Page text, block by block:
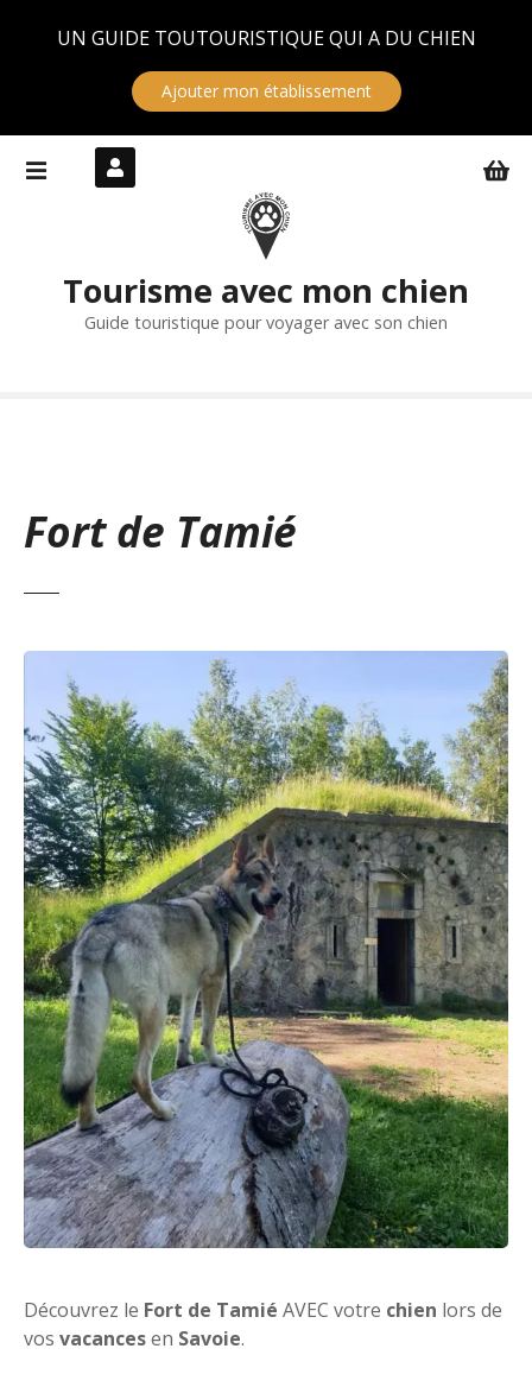
UN GUIDE TOUTOURISTIQUE QUI A DU CHIEN
Ajouter mon établissement
Tourisme avec mon chien
Guide touristique pour voyager avec son chien
Fort de Tamié
Découvrez le Fort de Tamié AVEC votre chien lors de
vos vacancesen Savoie.